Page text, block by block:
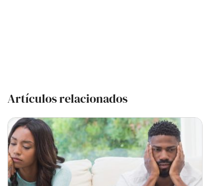
Artículos relacionados